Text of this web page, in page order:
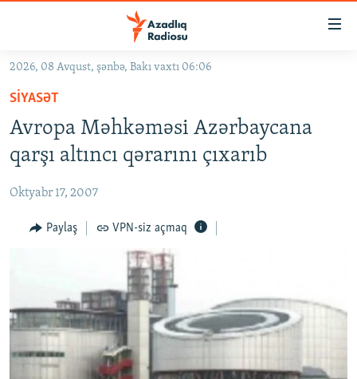
Əsas
qayıt
Əsas
naviqasiyaya
qayıt
Axtarışa
GÜNDƏM
KORRUPSIOMETR
#ƏSLINDƏ
FƏRQƏ BAX
QANUNI DOĞRU
VIDEO
İNFOQRAFIKA
RADIO ARXIV
AZƏRBAYCAN ƏDƏBIYYATI KITABXANASI
HAQQIMIZDA
2026, 08 Avqust, şənbə, Bakı vaxtı 06:06
SIYASƏT
Avropa Məhkəməsi Azərbaycana
qarşı altıncı qərarını çıxarıb
Oktyabr 17, 2007
Paylaş VPN-siz açmaq